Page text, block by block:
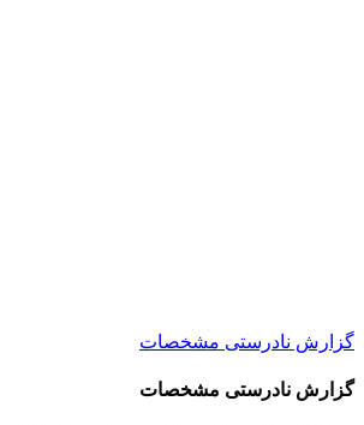
گزارش نادرستی مشخصات
گزارش نادرستی مشخصات